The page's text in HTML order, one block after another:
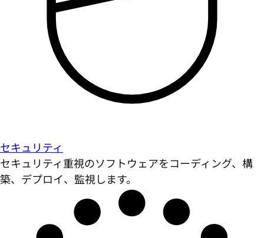
セキュリティ
セキュリティ重視のソフトウェアをコーディング、構
築、デプロイ、監視します。